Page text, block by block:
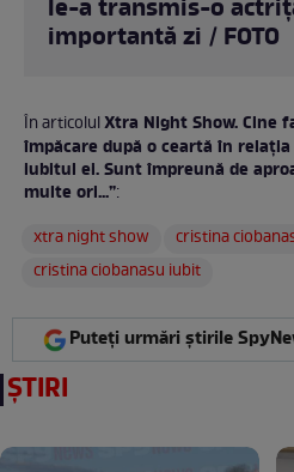
le-a transmis-o
importantă zi / FOTO
În articolulXtra Night Show. Cine
împăcare după o ceartă în
iubitul ei. Sunt împreună de
multe ori...”:
xtra night show
cristina
cristina ciobanasu iubit
Puteți urmări știrile
ȘTIRI